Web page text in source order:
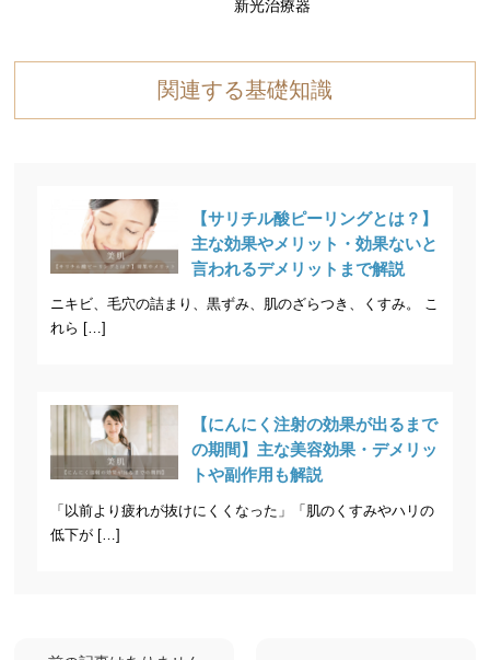
新光治療器
関連する基礎知識
【サリチル酸ピーリングとは？】
主な効果やメリット・効果ないと
言われるデメリットまで解説
ニキビ、毛穴の詰まり、黒ずみ、肌のざらつき、くすみ。 こ
れら […]
【にんにく注射の効果が出るまで
の期間】主な美容効果・デメリッ
トや副作用も解説
「以前より疲れが抜けにくくなった」「肌のくすみやハリの
低下が […]